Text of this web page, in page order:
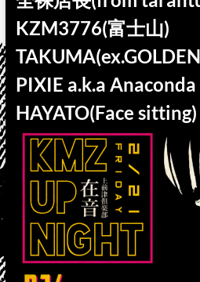
KZM3776(富士山)
PIXIE a.k.a Anaconda
HAYATO(Face sitting)